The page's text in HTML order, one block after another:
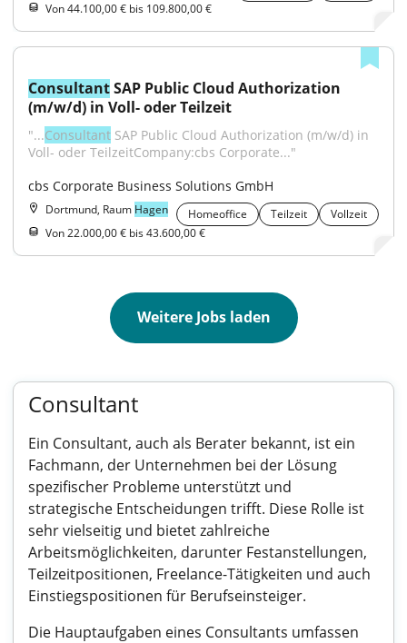
Von 44.100,00 € bis 109.800,00 €
Consultant SAP Public Cloud Authorization
(m/w/d) in Voll- oder Teilzeit
"...Consultant SAP Public Cloud Authorization (m/w/d) in
Voll- oder TeilzeitCompany:cbs Corporate..."
cbs Corporate Business Solutions GmbH
Dortmund, Raum Hagen Homeoffice Teilzeit
Vollzeit
Von 22.000,00 € bis 43.600,00 €
Weitere Jobs laden
Consultant
Ein Consultant, auch als Berater bekannt, ist ein
Fachmann, der Unternehmen bei der Lösung
spezifischer Probleme unterstützt und
strategische Entscheidungen trifft. Diese Rolle ist
sehr vielseitig und bietet zahlreiche
Arbeitsmöglichkeiten, darunter Festanstellungen,
Teilzeitpositionen, Freelance-Tätigkeiten und auch
Einstiegspositionen für Berufseinsteiger.
Die Hauptaufgaben eines Consultants umfassen